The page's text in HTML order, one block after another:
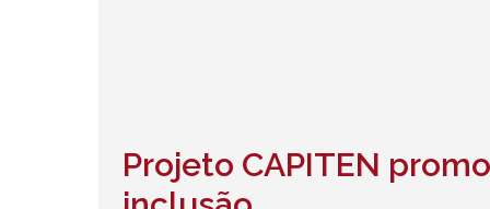
Projeto CAPITEN